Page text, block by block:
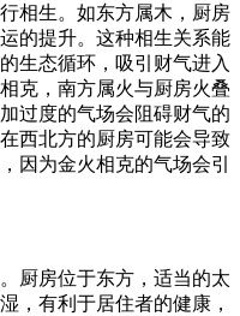
相生。如东方属木，厨房
的提升。这种相生关系能
生态循环，吸引财气进入
克，南方属火与厨房火叠
过度的气场会阻碍财气的
西北方的厨房可能会导致
因为金火相克的气场会引
厨房位于东方，适当的太
，有利于居住者的健康，